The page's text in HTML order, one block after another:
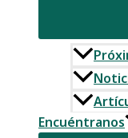
Encuéntranos